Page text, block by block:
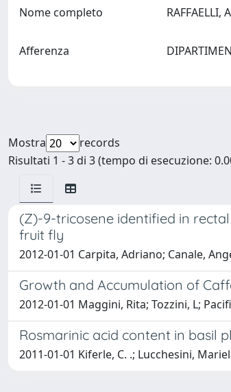
Nome completo RAFFAELLI,
Afferenza
Mostra
records
Risultati 1 - 3 di 3 (tempo di esecuzione:
(Z)-9-tricosene identified in
fruit fly
2012-01-01 Carpita, Adriano; Canale,
Growth and Accumulation of
2012-01-01 Maggini, Rita; Tozzini, L;
Rosmarinic acid content in basil
2011-01-01 Kiferle, C. .; Lucchesini,